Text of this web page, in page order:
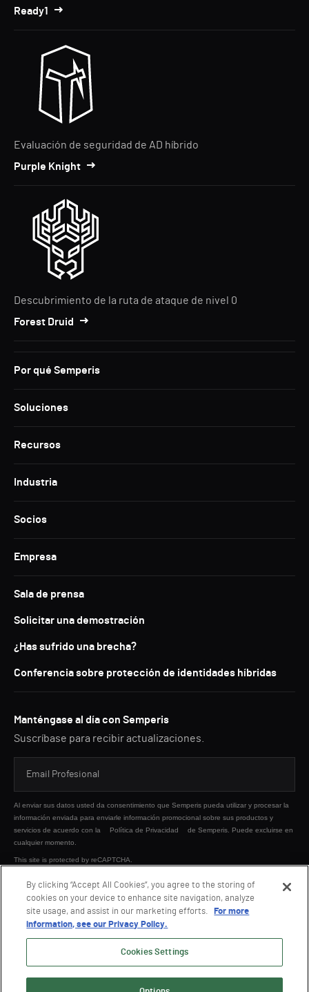
Ready1
Evaluación de seguridad de AD híbrido
Purple Knight
Descubrimiento de la ruta de ataque de nivel 0
Forest Druid
Por qué Semperis
Soluciones
Recursos
Industria
Socios
Empresa
Sala de prensa
Solicitar una demostración
¿Has sufrido una brecha?
Conferencia sobre protección de identidades híbridas
Manténgase al día con Semperis
Suscríbase para recibir actualizaciones.
Al enviar sus datos usted da consentimiento que Semperis pueda utilizar y procesar la
información enviada para enviarle información promocional sobre sus productos y
servicios de acuerdo con la
Política de Privacidad
de Semperis. Puede excluirse en
cualquier momento.
This site is protected by reCAPTCHA.
ENVIAR
By clicking “Accept All Cookies”, you agree to the storing of
cookies on your device to enhance site navigation, analyze
site usage, and assist in our marketing efforts.
For more
information, see our Privacy Policy.
Cookies Settings